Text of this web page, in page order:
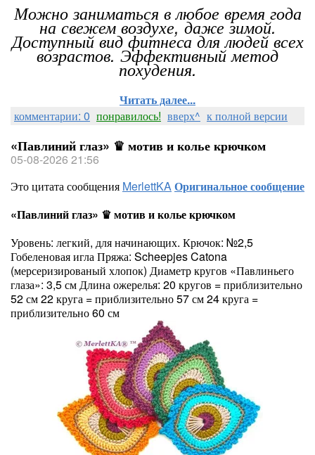
Можно заниматься в любое время года
на свежем воздухе, даже зимой.
Доступный вид фитнеса для людей всех
возрастов. Эффективный метод
похудения.
Читать далее...
комментарии: 0 понравилось! вверх^ к полной версии
«Павлиний глаз» ♛ мотив и колье крючком
05-08-2026 21:56
Это цитата сообщения MerlettKAОригинальное сообщение
«Павлиний глаз» ♛ мотив и колье крючком
Уровень: легкий, для начинающих. Крючок: №2,5
Гобеленовая игла Пряжа: Scheepjes Catona
(мерсеризированый хлопок) Диаметр кругов «Павлиньего
глаза»: 3,5 см Длина ожерелья: 20 кругов = приблизительно
52 см 22 круга = приблизительно 57 см 24 круга =
приблизительно 60 см